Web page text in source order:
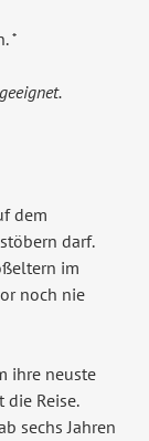
*
dem
darf.
im
noch nie
ihre neuste
Reise.
sechs Jahren